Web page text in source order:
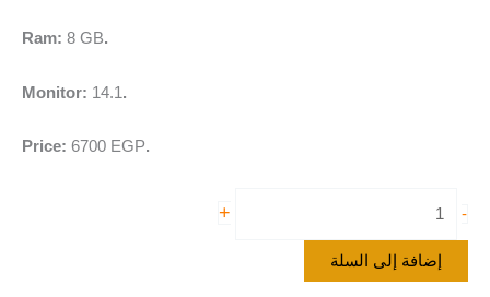
.Ram:
8 GB
.Monitor:
14.1
.Price:
6700 EGP
-
+
إضافة إلى السلة